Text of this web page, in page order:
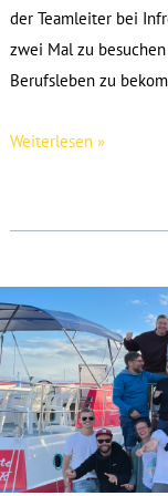
der Teamleiter bei
zwei Mal zu
Berufsleben zu
Ein
Fußballbusiness
trifft
seinen
Mentor
Jens
Weiterlesen »